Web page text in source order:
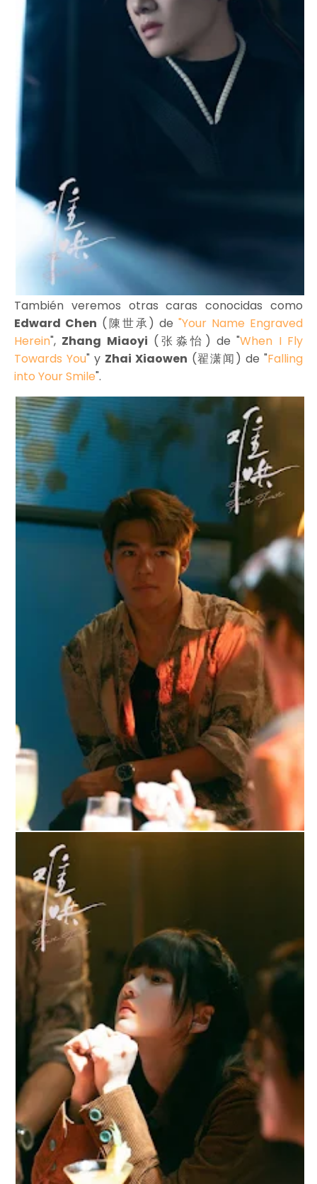
También veremos otras caras conocidas como
Edward Chen (陳世承) de"Your Name Engraved
Herein", Zhang Miaoyi (张淼怡) de "When I Fly
Towards You" y Zhai Xiaowen (翟潇闻) de "Falling
into Your Smile".